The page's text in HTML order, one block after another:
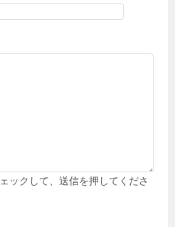
ックして、送信を押してくださ